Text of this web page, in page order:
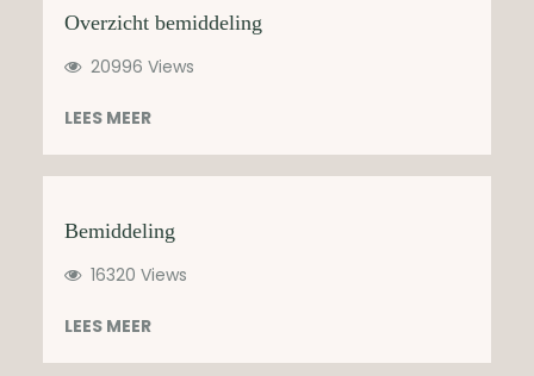
Overzicht bemiddeling
20996 Views
LEES MEER
Bemiddeling
16320 Views
LEES MEER